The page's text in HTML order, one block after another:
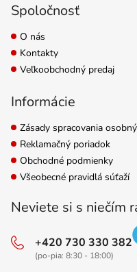
Spoločnosť
O nás
Kontakty
Veľkoobchodný predaj
Informácie
Zásady spracovania
Reklamačný poriadok
Obchodné podmienky
Všeobecné pravidlá súťaží
Neviete si s niečím
+420 730 330 382
(po-pia: 8:30 - 18:00)